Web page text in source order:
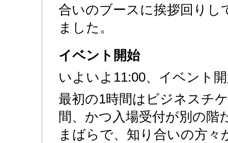
合いのブースに挨拶回りし
ました。
イベント開始
いよいよ11:00、イベント
最初の1時間はビジネスチ
間、かつ入場受付が別の階
まばらで、知り合いの方